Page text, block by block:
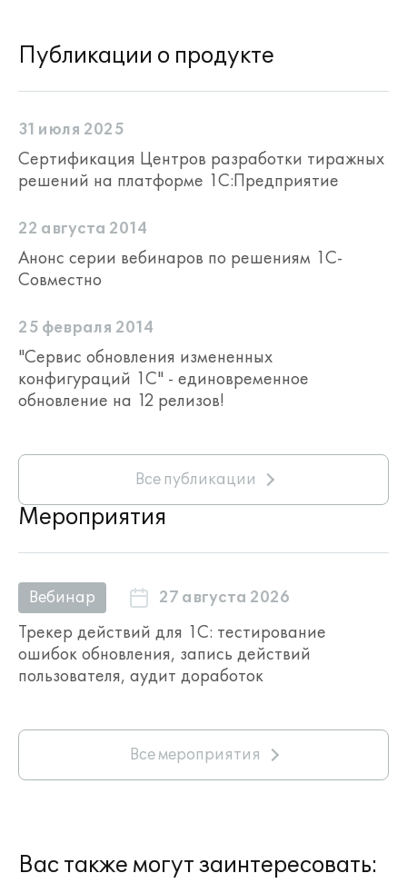
Публикации о продукте
31 июля 2025
Сертификация Центров разработки тиражных
решений на платформе 1С:Предприятие
22 августа 2014
Анонс серии вебинаров по решениям 1С-
Совместно
25 февраля 2014
"Сервис обновления измененных
конфигураций 1С" - единовременное
обновление на 12 релизов!
Все публикации
Мероприятия
Вебинар 27 августа 2026
Трекер действий для 1С: тестирование
ошибок обновления, запись действий
пользователя, аудит доработок
Все мероприятия
Вас также могут заинтересовать: